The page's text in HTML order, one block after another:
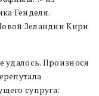
Генделя.
Зеландии Кири
удалось. Произнося
супруга: